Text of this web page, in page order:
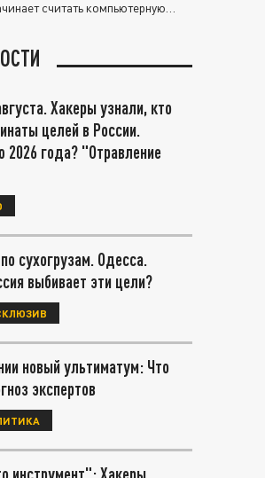
считать компьютерную
Хакеры узнали, кто
целей в России.
2026 года? "Отравление
сухогрузам. Одесса.
выбивает эти цели?
новый ультиматум: Что
экспертов